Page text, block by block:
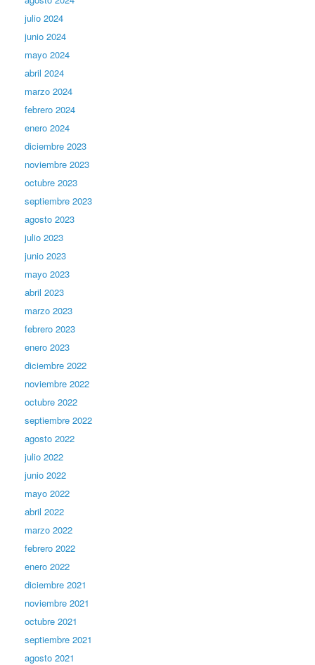
julio 2024
junio 2024
mayo 2024
abril 2024
marzo 2024
febrero 2024
enero 2024
diciembre 2023
noviembre 2023
octubre 2023
septiembre 2023
agosto 2023
julio 2023
junio 2023
mayo 2023
abril 2023
marzo 2023
febrero 2023
enero 2023
diciembre 2022
noviembre 2022
octubre 2022
septiembre 2022
agosto 2022
julio 2022
junio 2022
mayo 2022
abril 2022
marzo 2022
febrero 2022
enero 2022
diciembre 2021
noviembre 2021
octubre 2021
septiembre 2021
agosto 2021